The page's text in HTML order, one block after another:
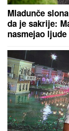
OPASNA
oglasio